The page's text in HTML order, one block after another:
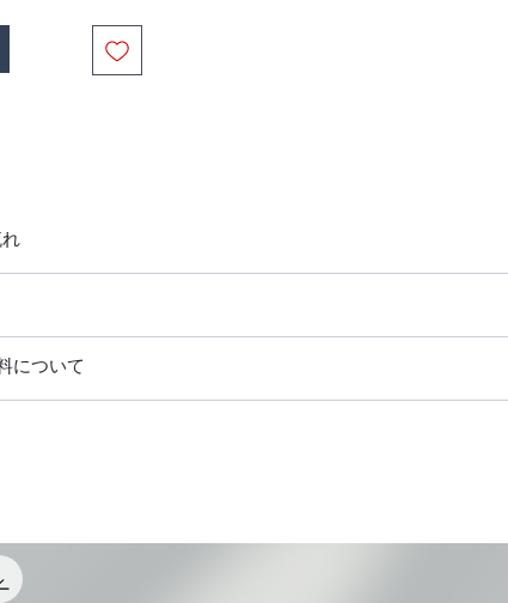
出来上がり次第送らせて頂きます。
月前後お時間を頂いております。
ジアムなどで使われております）
マートな美しい仕上がりです
反射することを防ぎ、写真そのものの色を直接楽しめます
について
るご案内メールにに記載されているclearのメールアドレスま
。